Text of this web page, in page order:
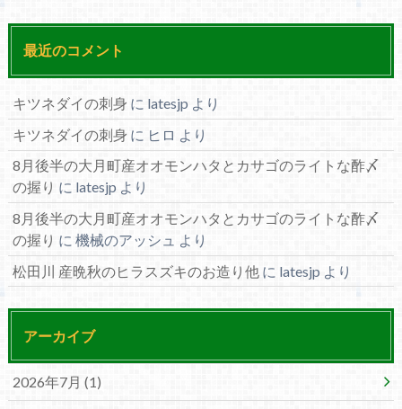
最近のコメント
キツネダイの刺身 に latesjp より
キツネダイの刺身 に ヒロ より
8月後半の大月町産オオモンハタとカサゴのライトな酢〆
の握り に latesjp より
8月後半の大月町産オオモンハタとカサゴのライトな酢〆
の握り に 機械のアッシュ より
松田川 産晩秋のヒラスズキのお造り他 に latesjp より
アーカイブ
2026年7月 (1)